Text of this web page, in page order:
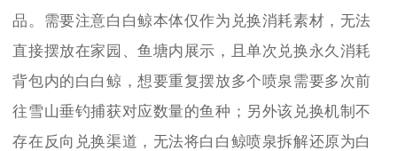
品。需要注意白白鲸本体仅作为兑换消耗素材，无法
直接摆放在家园、鱼塘内展示，且单次兑换永久消耗
背包内的白白鲸，想要重复摆放多个喷泉需要多次前
往雪山垂钓捕获对应数量的鱼种；另外该兑换机制不
存在反向兑换渠道，无法将白白鲸喷泉拆解还原为白